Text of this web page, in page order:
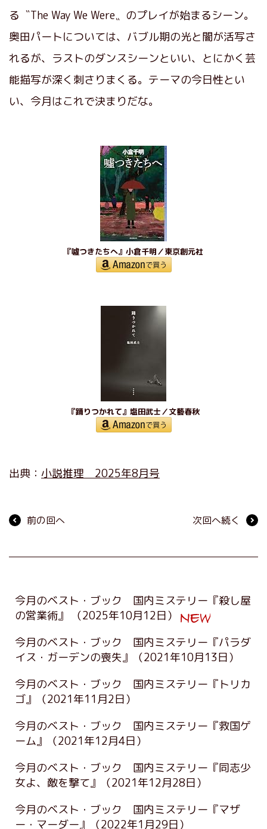
る〝The Way We Were〟のプレイが始まるシーン。
奥田パートについては、バブル期の光と闇が活写さ
れるが、ラストのダンスシーンといい、とにかく芸
能描写が深く刺さりまくる。テーマの今日性とい
い、今月はこれで決まりだな。
『噓つきたちへ』小倉千明／東京創元社
『踊りつかれて』塩田武士／文藝春秋
出典： 小説推理 2025年8月号
前の回へ 次回へ続く
今月のベスト・ブック 国内ミステリー『殺し屋
の営業術』
（2025年10月12日）
今月のベスト・ブック 国内ミステリー『パラダ
イス・ガーデンの喪失』
（2021年10月13日）
今月のベスト・ブック 国内ミステリー『トリカ
ゴ』
（2021年11月2日）
今月のベスト・ブック 国内ミステリー『救国ゲ
ーム』
（2021年12月4日）
今月のベスト・ブック 国内ミステリー『同志少
女よ、敵を撃て』
（2021年12月28日）
今月のベスト・ブック 国内ミステリー『マザ
ー・マーダー』
（2022年1月29日）